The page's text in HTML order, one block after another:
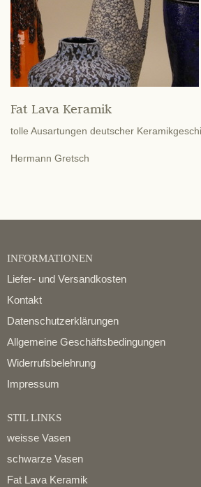
Fat Lava Keramik
tolle Ausartungen deutscher
Hermann Gretsch
INFORMATIONEN
Liefer- und Versandkosten
Kontakt
Datenschutzerklärungen
Allgemeine Geschäftsbedingungen
Widerrufsbelehrung
Impressum
STIL LINKS
weisse Vasen
schwarze Vasen
Fat Lava Keramik